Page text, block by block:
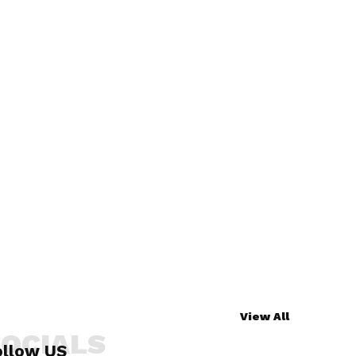
View All
US